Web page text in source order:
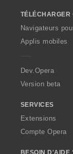
w
O
p
a
TÉLÉCHARGER
Navigateurs
Applis mobiles
Dev.Opera
Version beta
SERVICES
Extensions
Compte Opera
BESOIN D'AIDE